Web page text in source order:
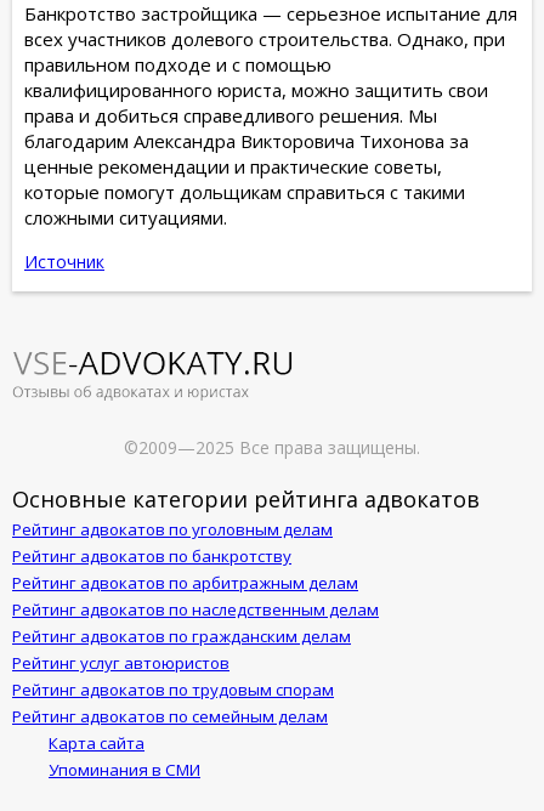
Банкротство застройщика — серьезное испытание для
всех участников долевого строительства. Однако, при
правильном подходе и с помощью
квалифицированного юриста, можно защитить свои
права и добиться справедливого решения. Мы
благодарим Александра Викторовича Тихонова за
ценные рекомендации и практические советы,
которые помогут дольщикам справиться с такими
сложными ситуациями.
Источник
©2009—2025 Все права защищены.
Основные категории рейтинга адвокатов
Рейтинг адвокатов по уголовным делам
Рейтинг адвокатов по банкротству
Рейтинг адвокатов по арбитражным делам
Рейтинг адвокатов по наследственным делам
Рейтинг адвокатов по гражданским делам
Рейтинг услуг автоюристов
Рейтинг адвокатов по трудовым спорам
Рейтинг адвокатов по семейным делам
Карта сайта
Упоминания в СМИ